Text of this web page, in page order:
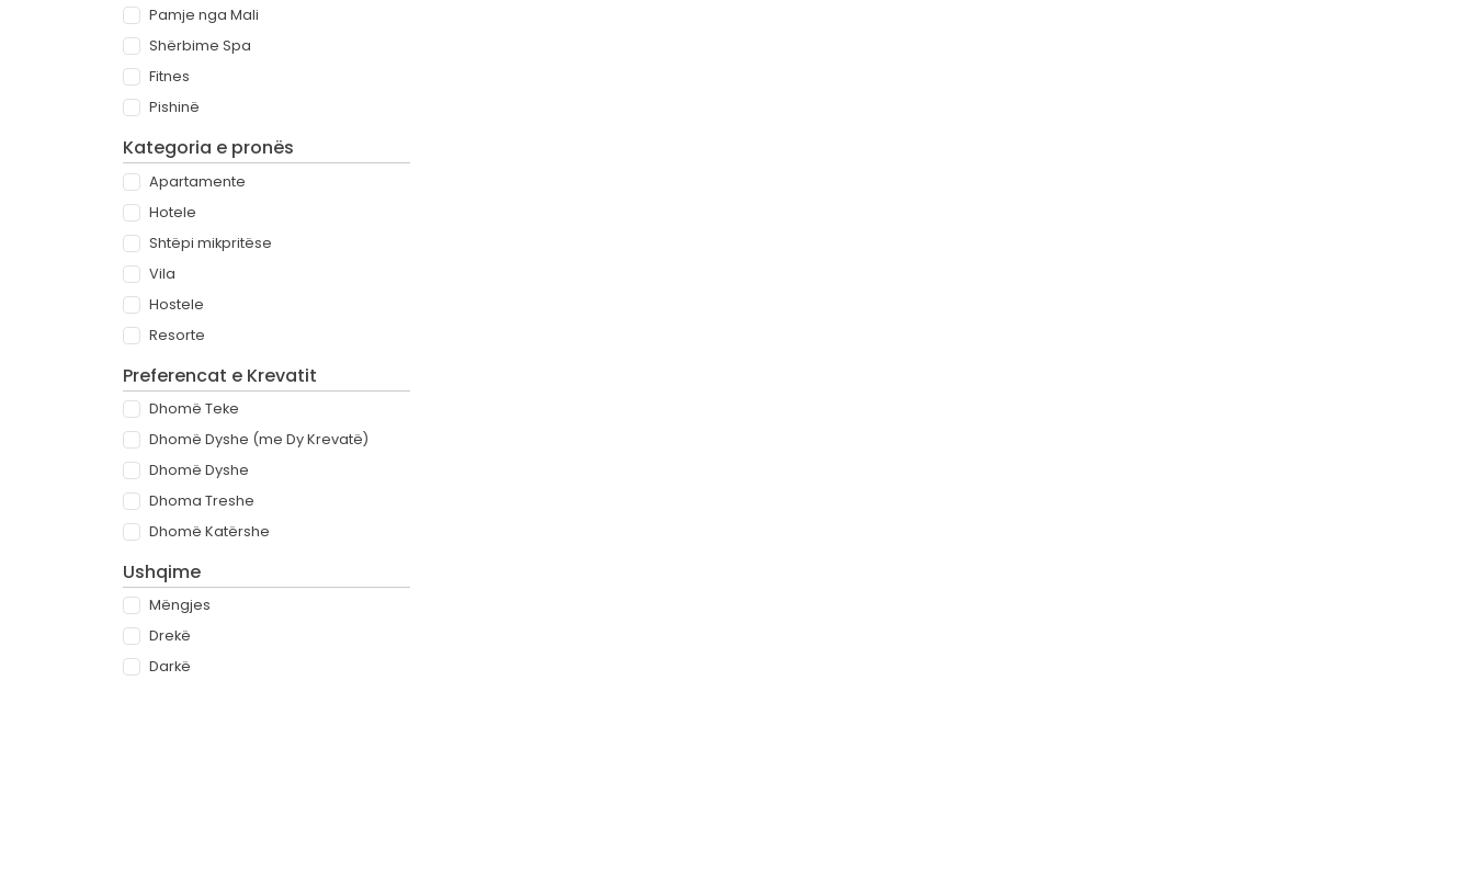
Pamje nga Mali
Shërbime Spa
Fitnes
Pishinë
Kategoria e pronës
Apartamente
Hotele
Shtëpi mikpritëse
Vila
Hostele
Resorte
Preferencat e Krevatit
Dhomë Teke
Dhomë Dyshe (me Dy Krevatë)
Dhomë Dyshe
Dhoma Treshe
Dhomë Katërshe
Ushqime
Mëngjes
Drekë
Darkë